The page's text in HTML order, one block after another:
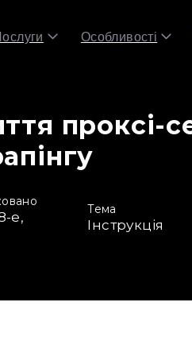
Особливості
проксі-
е,
Тема
Інструкція